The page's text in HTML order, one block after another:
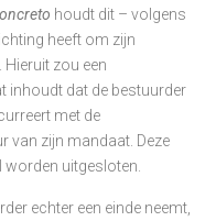
houdt dit – volgens
heeft om zijn
zou een
inhoudt dat de bestuurder
met de
van zijn mandaat. Deze
uitgesloten.
echter een einde neemt,